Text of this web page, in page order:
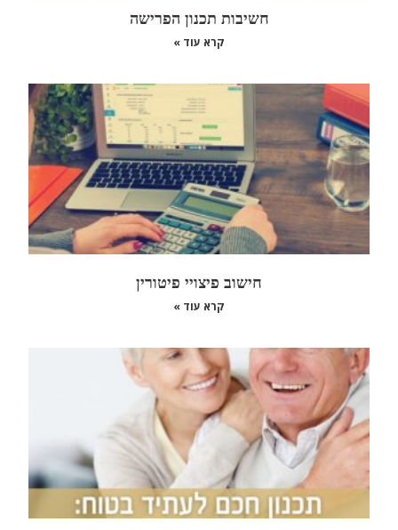
חשיבות תכנון הפרישה
קרא עוד »
חישוב פיצויי פיטורין
קרא עוד »